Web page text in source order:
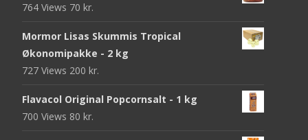
764 Views 70 kr.
Mormor Lisas Skummis Tropical
Økonomipakke - 2 kg
727 Views 200 kr.
Flavacol Original Popcornsalt - 1 kg
700 Views 80 kr.